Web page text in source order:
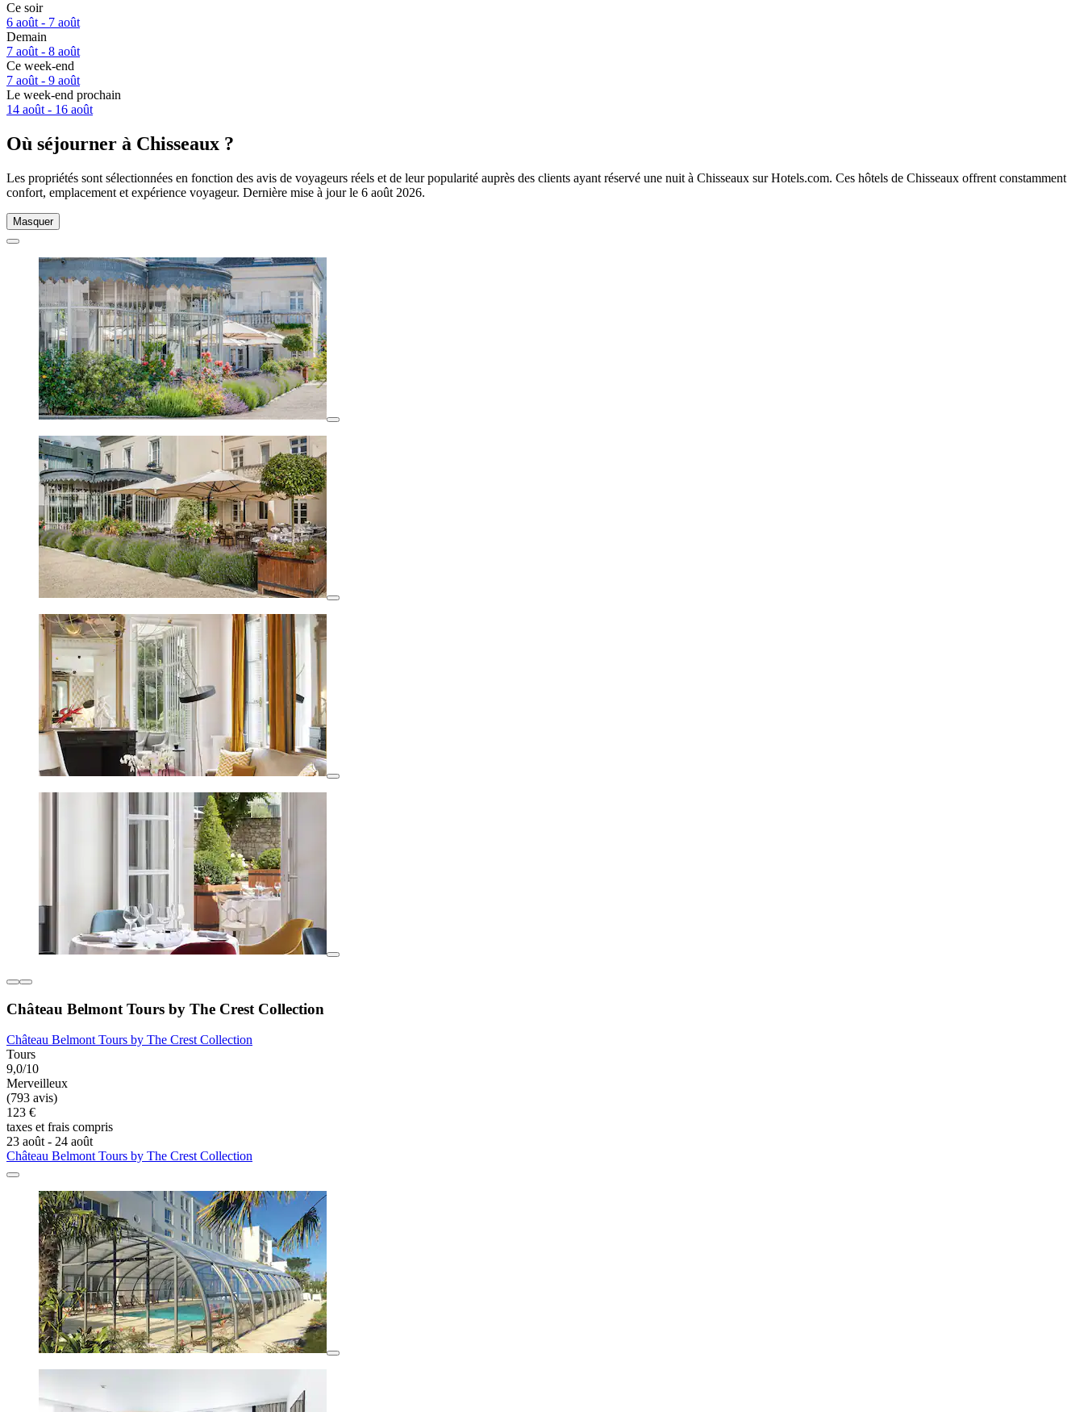
Ce soir
6 août - 7 août
Demain
7 août - 8 août
Ce week-end
7 août - 9 août
Le week-end prochain
14 août - 16 août
Où séjourner à Chisseaux ?
Les propriétés sont sélectionnées en fonction des avis de voyageurs réels et de leur popularité auprès des clients ayant réservé une nuit à Chisseaux sur Hotels.com. Ces hôtels de Chisseaux offrent constamment
confort, emplacement et expérience voyageur. Dernière mise à jour le 6 août 2026.
Masquer
Château Belmont Tours by The Crest Collection
Château Belmont Tours by The Crest Collection
Tours
9,0/10
Merveilleux
(793 avis)
123 €
taxes et frais compris
23 août - 24 août
Château Belmont Tours by The Crest Collection